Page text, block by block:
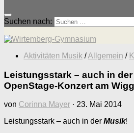
Suchen nach:
Aktivitäten Musik /Allgemein /
Leistungsstark – auch in
OpenStage-Konzert am
von Corinna Mayer · 23. Mai 2014
Leistungsstark – auch in der Musik!